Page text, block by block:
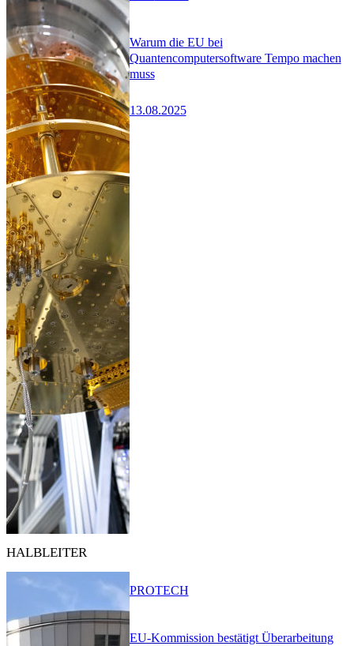
Warum die EU bei
Quantencomputersoftware Tempo machen
muss
13.08.2025
HALBLEITER
EU-Kommission bestätigt Überarbeitung
PROTECH